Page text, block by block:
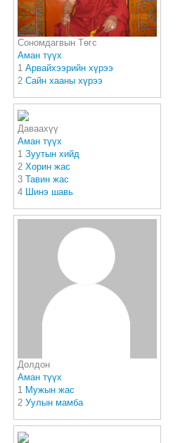
Сономдагвын Төгс
Аман түүх
1 Арвайхээрийн хүрээ
2 Сайн хааны хүрээ
Даваахүү
Аман түүх
1 Зуутын хийд
2 Хорин жас
3 Тавин жас
4 Шинэ шавь
Долдон
Аман түүх
1 Мужын жас
2 Уулын мамба